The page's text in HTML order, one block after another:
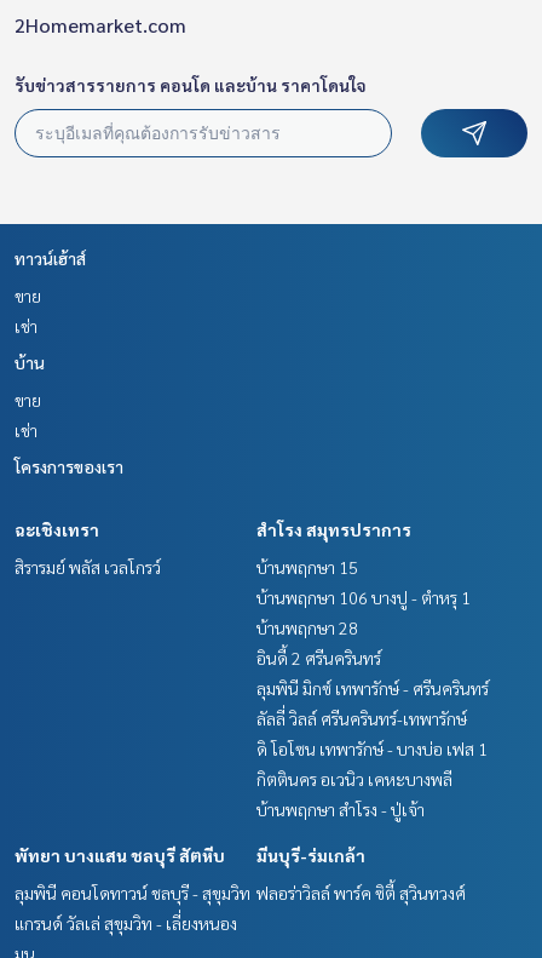
2Homemarket.com
รับข่าวสารรายการ คอนโด และบ้าน ราคาโดนใจ
ทาวน์เฮ้าส์
ขาย
เช่า
บ้าน
ขาย
เช่า
โครงการของเรา
ฉะเชิงเทรา
สิรารมย์ พลัส เวลโกรว์
สำโรง สมุทรปราการ
บ้านพฤกษา 15
บ้านพฤกษา 106 บางปู - ตำหรุ 1
บ้านพฤกษา 28
อินดี้ 2 ศรีนครินทร์
ลุมพินี มิกซ์ เทพารักษ์ - ศรีนครินทร์
ลัลลี่ วิลล์ ศรีนครินทร์-เทพารักษ์
ดิ โอโซน เทพารักษ์ - บางบ่อ เฟส 1
กิตตินคร อเวนิว เคหะบางพลี
บ้านพฤกษา สำโรง - ปู่เจ้า
พัทยา บางแสน ชลบุรี สัตหีบ
ลุมพินี คอนโดทาวน์ ชลบุรี - สุขุมวิท
แกรนด์ วัลเล่ สุขุมวิท - เลี่ยงหนอง
มน
มีนบุรี-ร่มเกล้า
ฟลอร่าวิลล์ พาร์ค ซิตี้ สุวินทวงศ์